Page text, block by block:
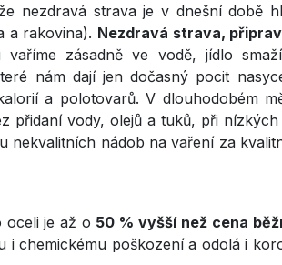
nezdravá strava je v dnešní době
a rakovina). Nezdravá strava,
vaříme zásadně ve vodě, jídlo
nám dají jen dočasný pocit
a polotovarů. V dlouhodobém
přidaní vody, olejů a tuků, při
nekvalitních nádob na vaření za
oceli je až o 50 % vyšší než cena
chemickému poškození a odolá i